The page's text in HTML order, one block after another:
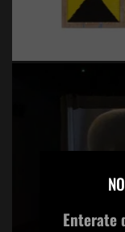
Enterate